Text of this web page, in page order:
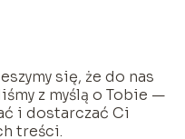
się, że do nas
z myślą o Tobie —
i dostarczać Ci
treści.